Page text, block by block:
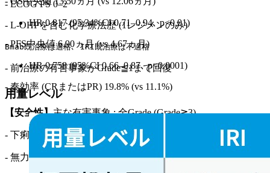
- ECOG PS 0–2
- L-OHPを含む化学療法歴 (1レジメンのみ)
Bmab既治療は適格､ IRI既治療は不適格
- 前治療の有害事象がGrade≦1まで回復
用量レベル
HR 0.817 (95.34%CI 0.71–0.94､ p<0.01)
- PFS中央値 6.90ヵ月 (vs 4.67ヵ月)
HR 0.758 (95%CI 0.66–0.87､ p<0.0001)
- 奏効率 (CRまたはPR) 19.8% (vs 11.1%)
【安全性】主な有害事象 : 全Grade (Grade≧3)
- 下痢 69.2% (19.3%)
- 無力症状 60.4% (16.8%)